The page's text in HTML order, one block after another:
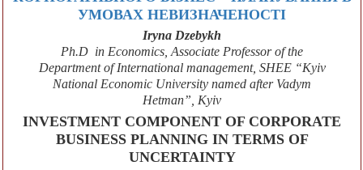
УМОВАХ НЕВИЗНАЧЕНОСТІ
Iryna Dzebykh
Ph.D in Economics, Associate Professor of the
Department of International management, SHEE “Kyiv
National Economic University named after Vadym
Hetman”, Kyiv
INVESTMENT COMPONENT OF CORPORATE
BUSINESS PLANNING IN TERMS OF
UNCERTAINTY